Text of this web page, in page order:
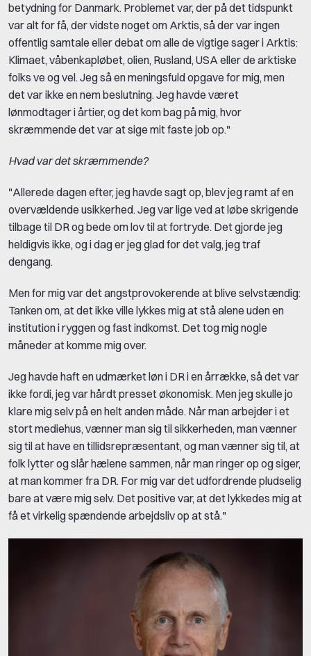
betydning for Danmark. Problemet var, der på det tidspunkt
var alt for få, der vidste noget om Arktis, så der var ingen
offentlig samtale eller debat om alle de vigtige sager i Arktis:
Klimaet, våbenkapløbet, olien, Rusland, USA eller de arktiske
folks ve og vel. Jeg så en meningsfuld opgave for mig, men
det var ikke en nem beslutning. Jeg havde været
lønmodtager i årtier, og det kom bag på mig, hvor
skræmmende det var at sige mit faste job op."
Hvad var det skræmmende?
"Allerede dagen efter, jeg havde sagt op, blev jeg ramt af en
overvældende usikkerhed. Jeg var lige ved at løbe skrigende
tilbage til DR og bede om lov til at fortryde. Det gjorde jeg
heldigvis ikke, og i dag er jeg glad for det valg, jeg traf
dengang.
Men for mig var det angstprovokerende at blive selvstændig:
Tanken om, at det ikke ville lykkes mig at stå alene uden en
institution i ryggen og fast indkomst. Det tog mig nogle
måneder at komme mig over.
Jeg havde haft en udmærket løn i DR i en årrække, så det var
ikke fordi, jeg var hårdt presset økonomisk. Men jeg skulle jo
klare mig selv på en helt anden måde. Når man arbejder i et
stort mediehus, vænner man sig til sikkerheden, man vænner
sig til at have en tillidsrepræsentant, og man vænner sig til, at
folk lytter og slår hælene sammen, når man ringer op og siger,
at man kommer fra DR. For mig var det udfordrende pludselig
bare at være mig selv. Det positive var, at det lykkedes mig at
få et virkelig spændende arbejdsliv op at stå."